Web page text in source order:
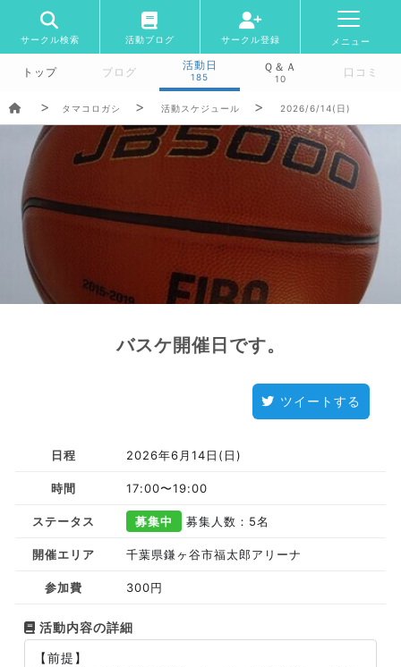
サークル検索 活動ブログ サークル登録 メニュー
トップ ブログ
活動日
185
Ｑ＆Ａ
10 口コミ
タマコロガシ 活動スケジュール 2026/6/14(日)
バスケ開催日です。
ツイートする
日程 2026年6月14日(日)
時間 17:00〜19:00
ステータス 募集中 募集人数：5名
開催エリア 千葉県鎌ヶ谷市福太郎アリーナ
参加費 300円
活動内容の詳細
【前提】